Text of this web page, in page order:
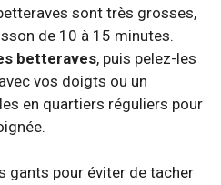
sont très grosses,
de 10 à 15 minutes.
betteraves, puis pelez-les
vos doigts ou un
en quartiers réguliers pour
gants pour éviter de tacher